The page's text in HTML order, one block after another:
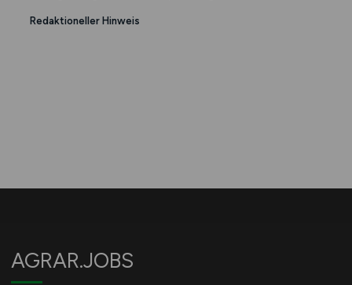
Redaktioneller Hinweis
AGRAR.JOBS